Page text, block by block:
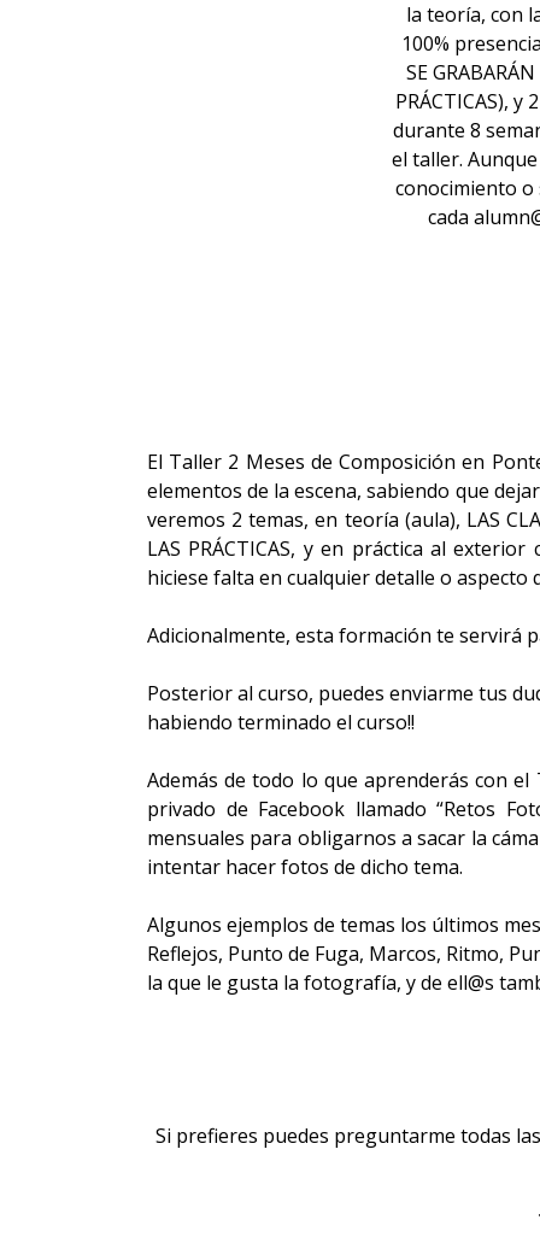
la teoría, con
100%
SE
PRÁCTICAS),
durante 8
el taller.
conocimiento o
cada
El Taller 2 Meses de Composición en
elementos de la escena, sabiendo que
veremos 2 temas, en teoría (aula), LAS
LAS PRÁCTICAS, y en práctica al
hiciese falta en cualquier detalle o aspecto
Adicionalmente, esta formación te servirá
Posterior al curso, puedes enviarme tus
habiendo terminado el curso!!
Además de todo lo que aprenderás con
privado de Facebook llamado “Retos
mensuales para obligarnos a sacar la
intentar hacer fotos de dicho tema.
Algunos ejemplos de temas los últimos
Reflejos, Punto de Fuga, Marcos, Ritmo,
la que le gusta la fotografía, y de ell@s
Si prefieres puedes preguntarme todas